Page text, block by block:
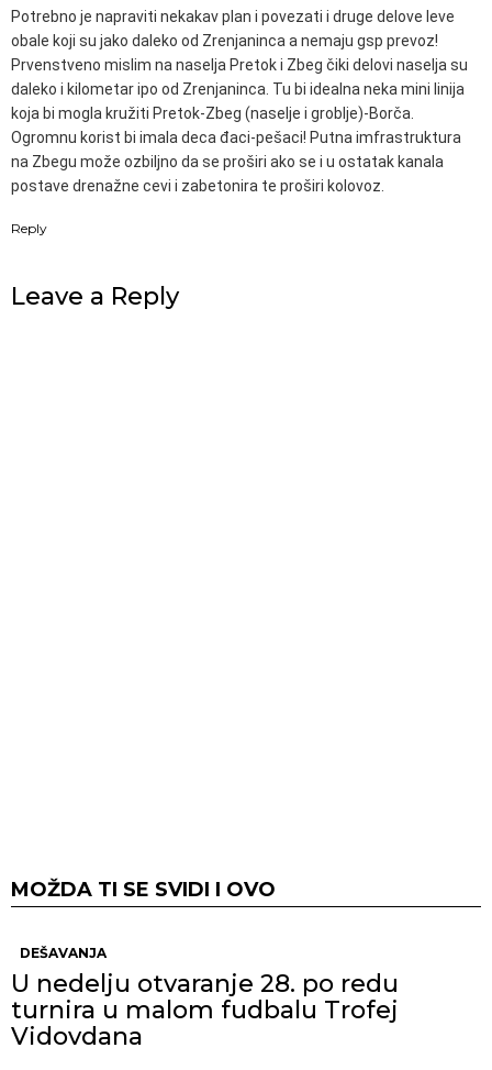
Potrebno je napraviti nekakav plan i povezati i druge delove leve
obale koji su jako daleko od Zrenjaninca a nemaju gsp prevoz!
Prvenstveno mislim na naselja Pretok i Zbeg čiki delovi naselja su
daleko i kilometar ipo od Zrenjaninca. Tu bi idealna neka mini linija
koja bi mogla kružiti Pretok-Zbeg (naselje i groblje)-Borča.
Ogromnu korist bi imala deca đaci-pešaci! Putna imfrastruktura
na Zbegu može ozbiljno da se proširi ako se i u ostatak kanala
postave drenažne cevi i zabetonira te proširi kolovoz.
Reply
Leave a Reply
MOŽDA TI SE SVIDI I OVO
DEŠAVANJA
U nedelju otvaranje 28. po redu
turnira u malom fudbalu Trofej
Vidovdana